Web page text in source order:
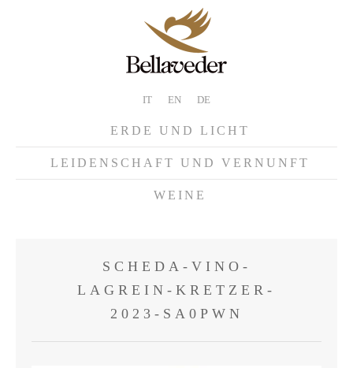
IT EN DE
ERDE UND LICHT
LEIDENSCHAFT UND VERNUNFT
WEINE
SCHEDA-VINO-
LAGREIN-KRETZER-
2023-SA0PWN